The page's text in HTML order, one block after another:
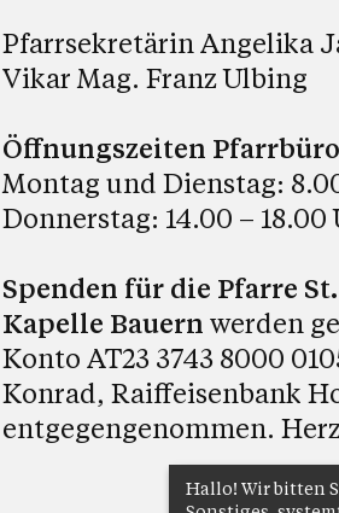
Pfarrsekretärin Angelika
Vikar Mag. Franz Ulbing
Öffnungszeiten
Montag und Dienstag:
Donnerstag: 14.00 – 18.00
Spenden für die Pfarre
Kapelle Bauern werden
Konto AT23 3743 8000
Konrad, Raiffeisenbank
entgegengenommen.
Hallo! Wir bitten